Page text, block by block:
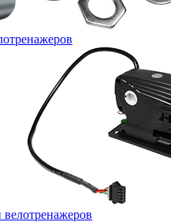
велотренажеров